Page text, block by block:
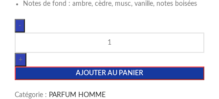
Notes de fond : ambre, cèdre, musc, vanille, notes boisées
AJOUTER AU PANIER
Catégorie : PARFUM HOMME